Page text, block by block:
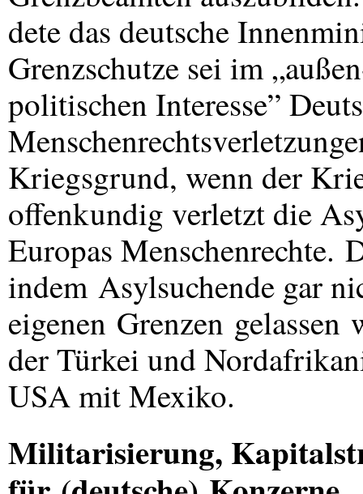
dete das deutsche
Grenzschutze sei im
politischen Interesse”
Kriegsgrund, wenn der
offenkundig verletzt die
Europas Menschenrechte.
indem Asylsuchende gar
eigenen Grenzen
der Türkei und
USAmit Mexiko.
Militarisierung,